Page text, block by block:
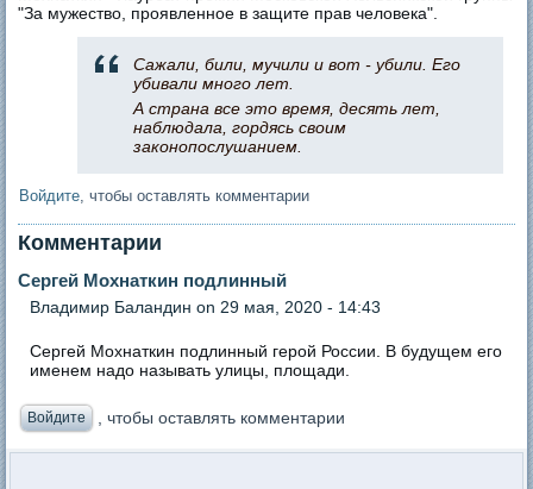
"За мужество, проявленное в защите прав человека".
Сажали, били, мучили и вот - убили. Его
убивали много лет.
А страна все это время, десять лет,
наблюдала, гордясь своим
законопослушанием.
Войдите, чтобы оставлять комментарии
Комментарии
Сергей Мохнаткин подлинный
Владимир Баландин on 29 мая, 2020 - 14:43
Сергей Мохнаткин подлинный герой России. В будущем его
именем надо называть улицы, площади.
Войдите , чтобы оставлять комментарии